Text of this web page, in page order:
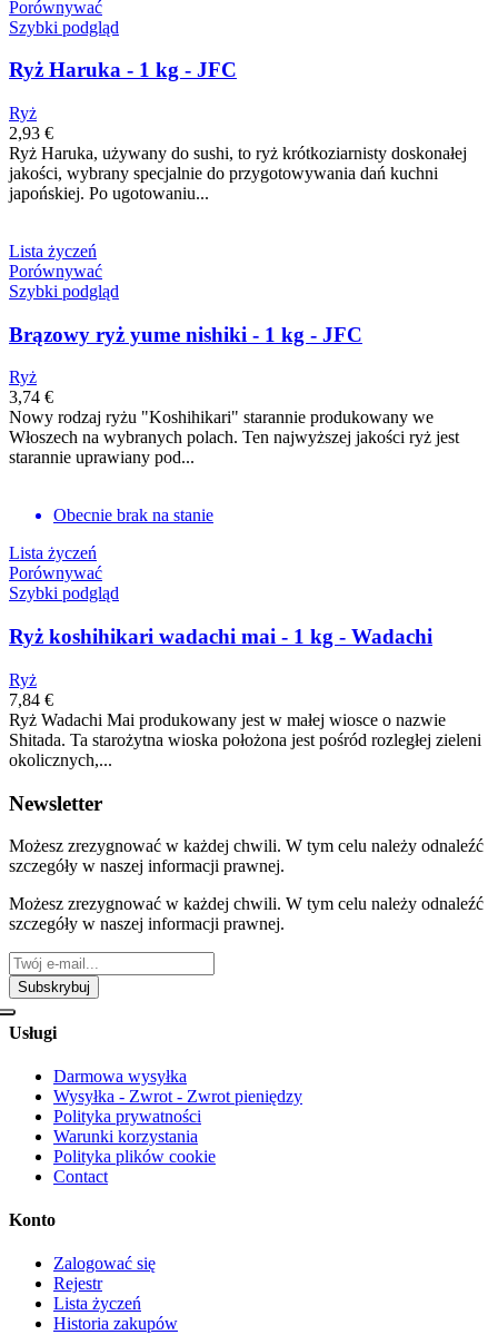
Porównywać
Szybki podgląd
Ryż Haruka - 1 kg - JFC
Ryż
2,93 €
Ryż Haruka, używany do sushi, to ryż krótkoziarnisty doskonałej
jakości, wybrany specjalnie do przygotowywania dań kuchni
japońskiej. Po ugotowaniu...
Lista życzeń
Porównywać
Szybki podgląd
Brązowy ryż yume nishiki - 1 kg - JFC
Ryż
3,74 €
Nowy rodzaj ryżu "Koshihikari" starannie produkowany we
Włoszech na wybranych polach. Ten najwyższej jakości ryż jest
starannie uprawiany pod...
Obecnie brak na stanie
Lista życzeń
Porównywać
Szybki podgląd
Ryż koshihikari wadachi mai - 1 kg - Wadachi
Ryż
7,84 €
Ryż Wadachi Mai produkowany jest w małej wiosce o nazwie
Shitada. Ta starożytna wioska położona jest pośród rozległej zieleni
okolicznych,...
Newsletter
Możesz zrezygnować w każdej chwili. W tym celu należy odnaleźć
szczegóły w naszej informacji prawnej.
Możesz zrezygnować w każdej chwili. W tym celu należy odnaleźć
szczegóły w naszej informacji prawnej.
Subskrybuj
Usługi
Darmowa wysyłka
Wysyłka - Zwrot - Zwrot pieniędzy
Polityka prywatności
Warunki korzystania
Polityka plików cookie
Contact
Konto
Zalogować się
Rejestr
Lista życzeń
Historia zakupów